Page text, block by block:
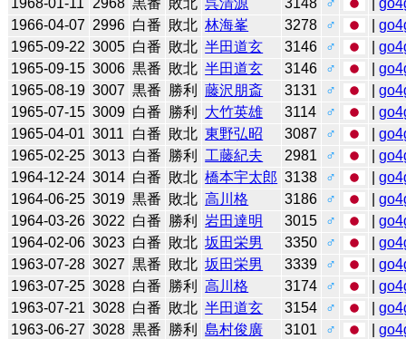
1966-04-07 2996 白番 敗北 林海峯 3278 ♂ |
1965-09-22 3005 白番 敗北 半田道玄 3146 ♂ |
1965-09-15 3006 黒番 敗北 半田道玄 3146 ♂ |
1965-08-19 3007 黒番 勝利 藤沢朋斎 3131 ♂ |
1965-07-15 3009 白番 勝利 大竹英雄 3114 ♂ |
1965-04-01 3011 白番 敗北 東野弘昭 3087 ♂ |
1965-02-25 3013 白番 勝利 工藤紀夫 2981 ♂ |
1964-12-24 3014 白番 敗北 橋本宇太郎 3138 ♂ |
1964-06-25 3019 黒番 敗北 高川格 3186 ♂ |
1964-03-26 3022 白番 勝利 岩田達明 3015 ♂ |
1964-02-06 3023 白番 敗北 坂田栄男 3350 ♂ |
1963-07-28 3027 黒番 敗北 坂田栄男 3339 ♂ |
1963-07-25 3028 白番 勝利 高川格 3174 ♂ |
1963-07-21 3028 白番 敗北 半田道玄 3154 ♂ |
1963-06-27 3028 黒番 勝利 島村俊廣 3101 ♂ |